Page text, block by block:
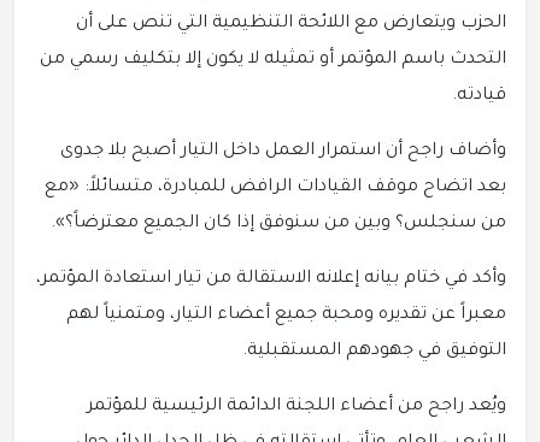
الحزب ويتعارض مع اللائحة التنظيمية التي تنص على أن
التحدث باسم المؤتمر أو تمثيله لا يكون إلا بتكليف رسمي من
قيادته.
وأضاف راجح أن استمرار العمل داخل التيار أصبح بلا جدوى
بعد اتضاح موقف القيادات الرافض للمبادرة، متسائلاً: «مع
من سنجلس؟ وبين من سنوفق إذا كان الجميع معترضاً؟».
وأكد في ختام بيانه إعلانه الاستقالة من تيار استعادة المؤتمر،
معبراً عن تقديره ومحبة جميع أعضاء التيار، ومتمنياً لهم
التوفيق في جهودهم المستقبلية.
ويُعد راجح من أعضاء اللجنة الدائمة الرئيسية للمؤتمر